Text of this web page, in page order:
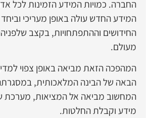
החברה. כמויות המידע הזמינות לכל
המידע החדש עולה באופן מעריכי
החידושים וההתפתחויות, בקצב
מעולם.
המהפכה הזאת מביאה באופן צפוי
הבאה של הבינה המלאכותית,
המחשוב מביאה אל המציאות, מערכת
מידע וקבלת החלטות.